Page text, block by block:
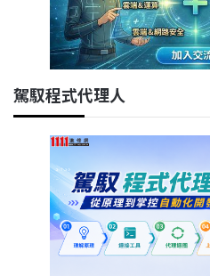
駕馭程式代理人